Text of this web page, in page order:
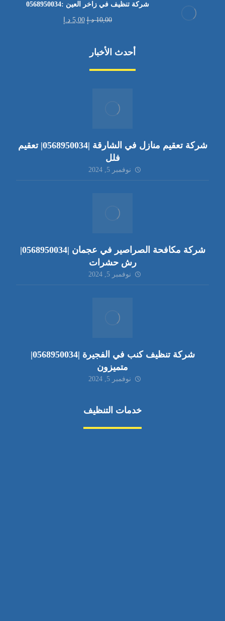
شركة تنظيف في زاخر العين :0568950034
10,00 د.إ 5,00 د.إ
أحدث الأخبار
شركة تعقيم منازل في الشارقة |0568950034| تعقيم
فلل
نوفمبر 5, 2024
شركة مكافحة الصراصير في عجمان |0568950034|
رش حشرات
نوفمبر 5, 2024
شركة تنظيف كنب في الفجيرة |0568950034|
متميزون
نوفمبر 5, 2024
خدمات التنظيف